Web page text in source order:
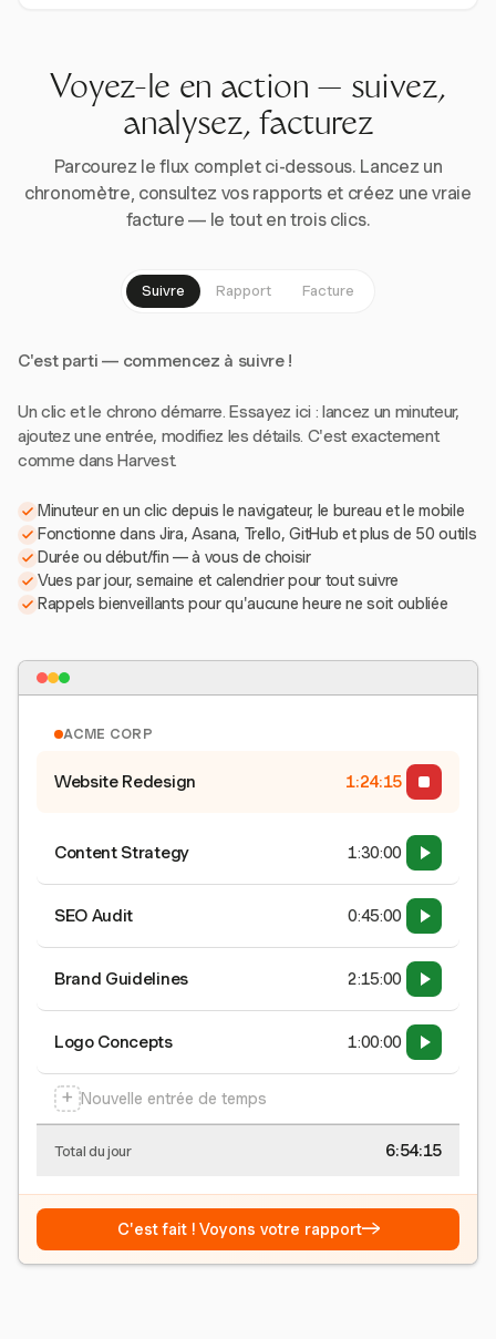
Voyez-le en action — suivez,
analysez, facturez
Parcourez le flux complet ci-dessous. Lancez un
chronomètre, consultez vos rapports et créez une vraie
facture — le tout en trois clics.
Suivre Rapport Facture
C'est parti — commencez à suivre !
Un clic et le chrono démarre. Essayez ici : lancez un minuteur,
ajoutez une entrée, modifiez les détails. C'est exactement
comme dans Harvest.
Minuteur en un clic depuis le navigateur, le bureau et le mobile
Fonctionne dans Jira, Asana, Trello, GitHub et plus de 50 outils
Durée ou début/fin — à vous de choisir
Vues par jour, semaine et calendrier pour tout suivre
Rappels bienveillants pour qu'aucune heure ne soit oubliée
ACME CORP
Website Redesign 1:24:16
Content Strategy 1:30:00
SEO Audit 0:45:00
Brand Guidelines 2:15:00
Logo Concepts 1:00:00
+ Nouvelle entrée de temps
Total du jour 6:54:16
C'est fait ! Voyons votre rapport→